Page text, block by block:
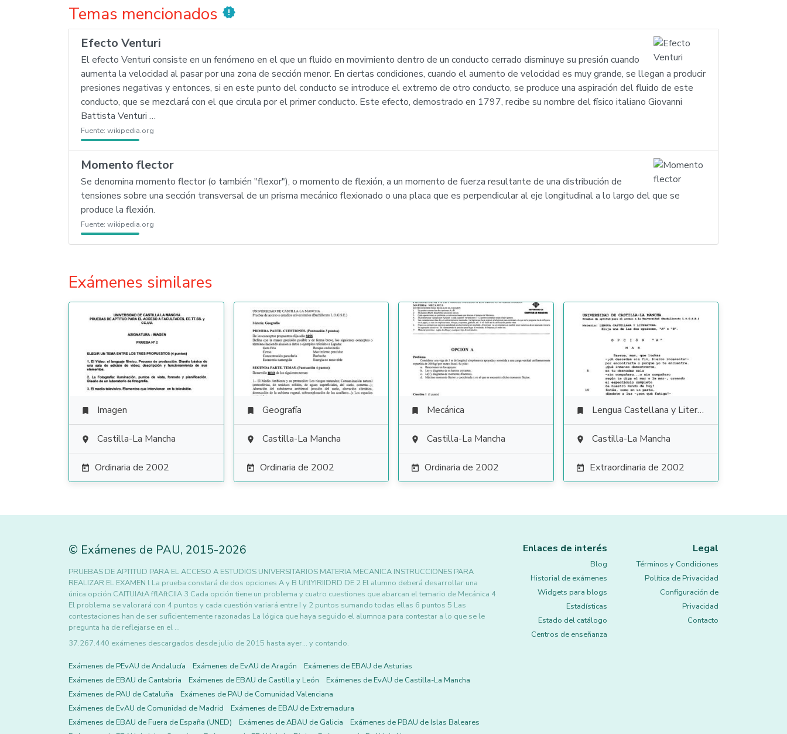
Temas mencionados new_releases
Efecto Venturi
El efecto Venturi consiste en un fenómeno en el que un fluido en movimiento dentro de un conducto cerrado disminuye su presión cuando
aumenta la velocidad al pasar por una zona de sección menor. En ciertas condiciones, cuando el aumento de velocidad es muy grande, se llegan a producir
presiones negativas y entonces, si en este punto del conducto se introduce el extremo de otro conducto, se produce una aspiración del fluido de este
conducto, que se mezclará con el que circula por el primer conducto. Este efecto, demostrado en 1797, recibe su nombre del físico italiano Giovanni
Battista Venturi …
Fuente: wikipedia.org
Momento flector
Se denomina momento flector (o también "flexor"), o momento de flexión, a un momento de fuerza resultante de una distribución de
tensiones sobre una sección transversal de un prisma mecánico flexionado o una placa que es perpendicular al eje longitudinal a lo largo del que se
produce la flexión.
Fuente: wikipedia.org
Exámenes similares
 Imagen
 Castilla-La Mancha
 Ordinaria de 2002
 Geografía
 Castilla-La Mancha
 Ordinaria de 2002
 Mecánica
 Castilla-La Mancha
 Ordinaria de 2002
 Lengua Castellana y Literatura
 Castilla-La Mancha
 Extraordinaria de 2002
© Exámenes de PAU, 2015-2026
PRUEBAS DE APTITUD PARA EL ACCESO A ESTUDIOS UNIVERSITARIOS MATERIA MECANICA INSTRUCCIONES PARA
REALIZAR EL EXAMEN l La prueba constará de dos opciones A y B UftlYIRIIDRD DE 2 El alumno deberá desarrollar una
única opción CAITUIAtA fflAftCIIA 3 Cada opción tiene un problema y cuatro cuestiones que abarcan el temario de Mecánica 4
El problema se valorará con 4 puntos y cada cuestión variará entre I y 2 puntos sumando todas ellas 6 puntos 5 Las
contestaciones han de ser suficientemente razonadas La lógica que haya seguido el alumnoa para contestar a lo que se le
pregunta ha de reflejarse en el …
37.267.440 exámenes descargados desde julio de 2015 hasta ayer... y contando.
Exámenes de PEvAU de Andalucía Exámenes de EvAU de Aragón
Exámenes de EBAU de Asturias
Exámenes de EBAU de Cantabria
Exámenes de EBAU de Castilla y León
Exámenes de EvAU de Castilla-La Mancha
Exámenes de PAU de Cataluña
Exámenes de PAU de Comunidad Valenciana
Exámenes de EvAU de Comunidad de Madrid
Exámenes de EBAU de Extremadura
Exámenes de EBAU de Fuera de España (UNED)
Exámenes de ABAU de Galicia
Exámenes de PBAU de Islas Baleares
Enlaces de interés
Blog
Historial de exámenes
Widgets para blogs
Estadísticas
Estado del catálogo
Centros de enseñanza
Legal
Términos y Condiciones
Política de Privacidad
Configuración de
Privacidad
Contacto